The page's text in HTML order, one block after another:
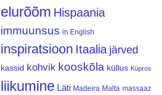
elurõõm Hispaania
immuunsus in English
inspiratsioon Itaalia järved
kassid kohvik kooskõla küllus Küpros
liikumine Läti Madeira Malta massaaz